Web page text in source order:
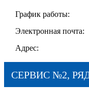
График работы:
Электронная почта:
Адрес:
СЕРВИС №2,